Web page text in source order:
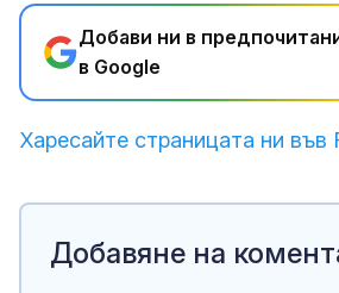
Добави ни в
в Google
Харесайте страницата ни във
Добавяне на